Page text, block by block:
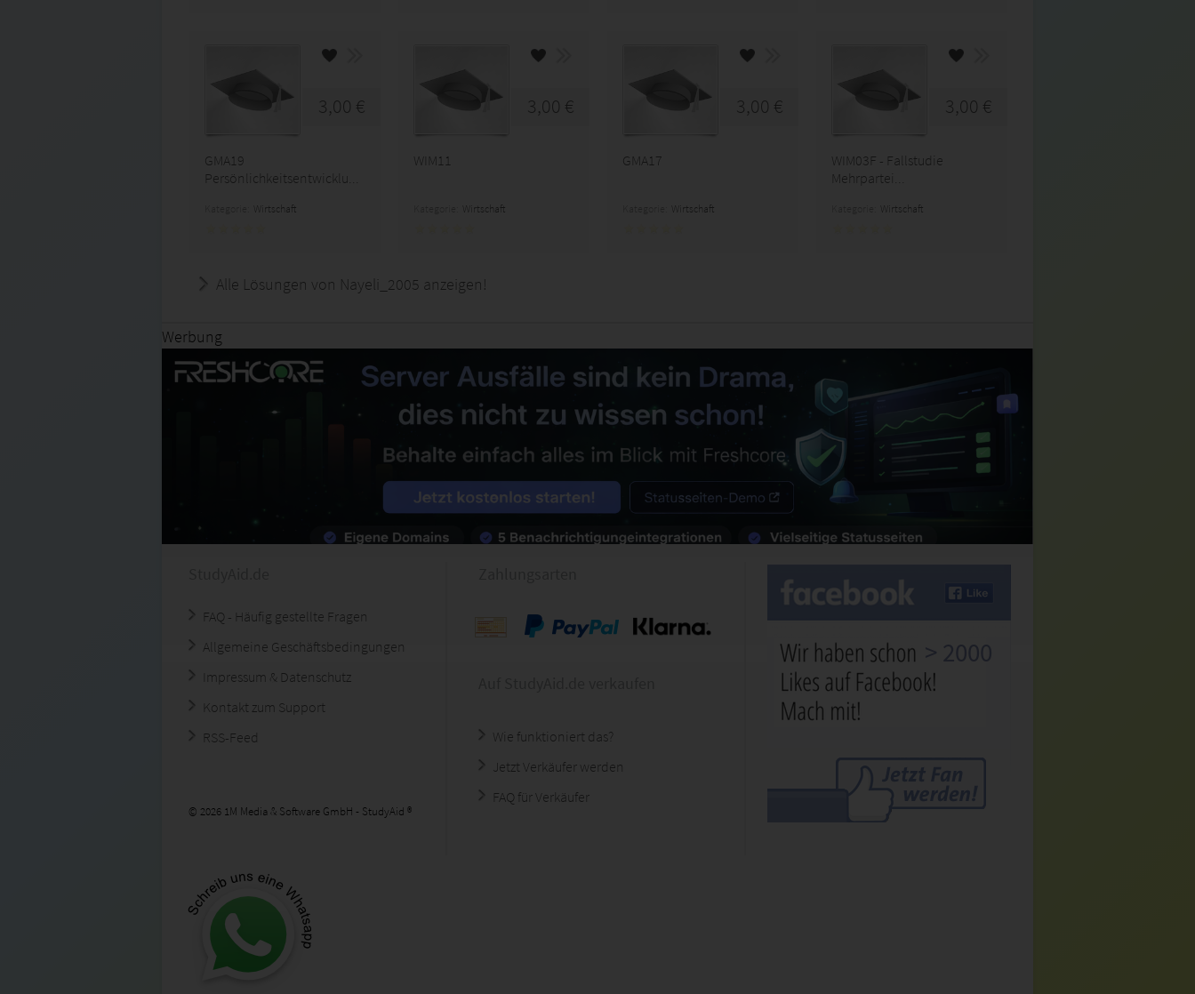
3,00 €
GMA19
Persönlichkeitsentwicklu...
Wirtschaft
3,00 €
WIM11
Wirtschaft
3,00 €
GMA17
Wirtschaft
3,00 €
WIM03F - Fallstudie
Mehrpartei...
Wirtschaft
Alle Lösungen von Nayeli_2005 anzeigen!
Werbung
FAQ - Häufig gestellte Fragen
Allgemeine Geschäftsbedingungen
Impressum & Datenschutz
Kontakt zum Support
RSS-Feed
© 2026 1M Media & Software GmbH - StudyAid ®
Wie funktioniert das?
Jetzt Verkäufer werden
FAQ für Verkäufer
> 2000